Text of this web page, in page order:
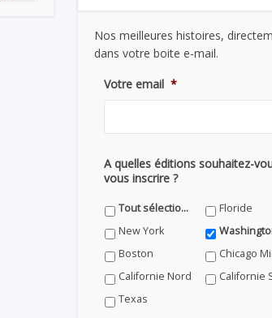
Nos meilleures histoires,
dans votre boite e-mail.
Votre email *
A quelles éditions souhaitez-
vous inscrire ?
Tout sélectionner
Floride
New York
Boston
Californie Nord
Californie
Texas